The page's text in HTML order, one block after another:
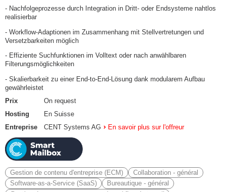
- Nachfolgeprozesse durch Integration in Dritt- oder Endsysteme nahtlos
realisierbar
- Workflow-Adaptionen im Zusammenhang mit Stellvertretungen und
Versetzbarkeiten möglich
- Effiziente Suchfunktionen im Volltext oder nach anwählbaren
Filterungsmöglichkeiten
- Skalierbarkeit zu einer End-to-End-Lösung dank modularem Aufbau
gewährleistet
Prix
On request
Hosting
En Suisse
Entreprise
CENT Systems AG En savoir plus sur l'offreur
Gestion de contenu d'entreprise (ECM)
Collaboration - général
Software-as-a-Service (SaaS)
Bureautique - général